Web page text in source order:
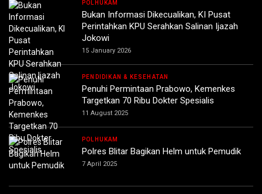
POLHUKAM
Bukan Informasi Dikecualikan, KI Pusat
Perintahkan KPU Serahkan Salinan Ijazah
Jokowi
15 January 2026
PENDIDIKAN & KESEHATAN
Penuhi Permintaan Prabowo, Kemenkes
Targetkan 70 Ribu Dokter Spesialis
11 August 2025
POLHUKAM
Polres Blitar Bagikan Helm untuk Pemudik
7 April 2025